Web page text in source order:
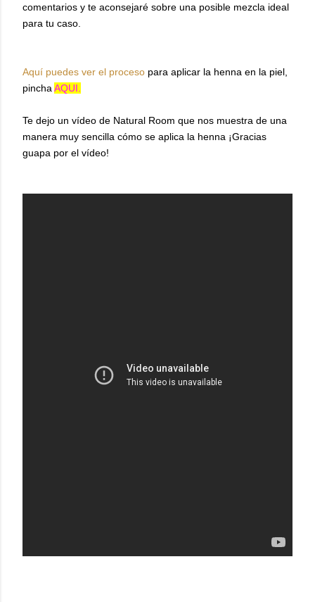
comentarios y te aconsejaré sobre una posible mezcla ideal
para tu caso.
Aquí puedes ver el proceso para aplicar la henna en la piel,
pinchaAQUI.
Te dejo un vídeo de Natural Room que nos muestra de una
manera muy sencilla cómo se aplica la henna ¡Gracias
guapa por el vídeo!